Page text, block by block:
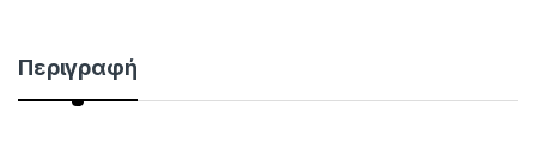
Περιγραφή